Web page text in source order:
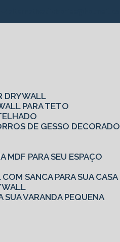
DRYWALL
PARA TETO
DE GESSO DECORADO
MDF PARA SEU ESPAÇO
SANCA PARA SUA CASA
SUA VARANDA PEQUENA